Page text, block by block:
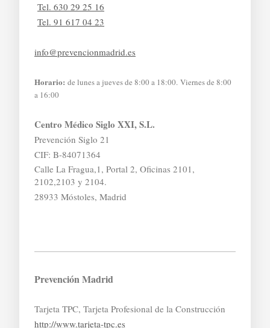
Tel. 630 29 25 16
Tel. 91 617 04 23
info@prevencionmadrid.es
Horario: de lunes a jueves de 8:00 a 18:00. Viernes de 8:00
a 16:00
Centro Médico Siglo XXI, S.L.
Prevención Siglo 21
CIF: B-84071364
Calle La Fragua,1, Portal 2, Oficinas 2101,
2102,2103 y 2104.
28933 Móstoles, Madrid
Prevención Madrid
Tarjeta TPC, Tarjeta Profesional de la Construcción
http://www.tarjeta-tpc.es